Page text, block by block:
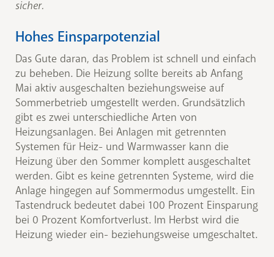
sicher.
Hohes Einsparpotenzial
Das Gute daran, das Problem ist schnell und einfach
zu beheben. Die Heizung sollte bereits ab Anfang
Mai aktiv ausgeschalten beziehungsweise auf
Sommerbetrieb umgestellt werden. Grundsätzlich
gibt es zwei unterschiedliche Arten von
Heizungsanlagen. Bei Anlagen mit getrennten
Systemen für Heiz- und Warmwasser kann die
Heizung über den Sommer komplett ausgeschaltet
werden. Gibt es keine getrennten Systeme, wird die
Anlage hingegen auf Sommermodus umgestellt. Ein
Tastendruck bedeutet dabei 100 Prozent Einsparung
bei 0 Prozent Komfortverlust. Im Herbst wird die
Heizung wieder ein- beziehungsweise umgeschaltet.